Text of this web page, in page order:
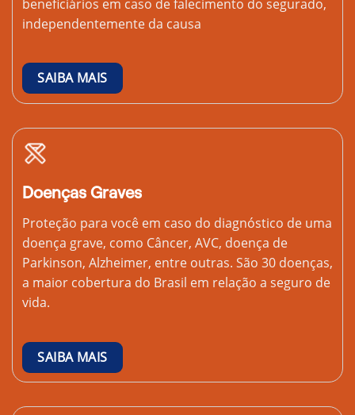
beneficiários em caso de falecimento do segurado,
independentemente da causa
SAIBA MAIS
Doenças Graves
Proteção para você em caso do diagnóstico de uma
doença grave, como Câncer, AVC, doença de
Parkinson, Alzheimer, entre outras. São 30 doenças,
a maior cobertura do Brasil em relação a seguro de
vida.
SAIBA MAIS